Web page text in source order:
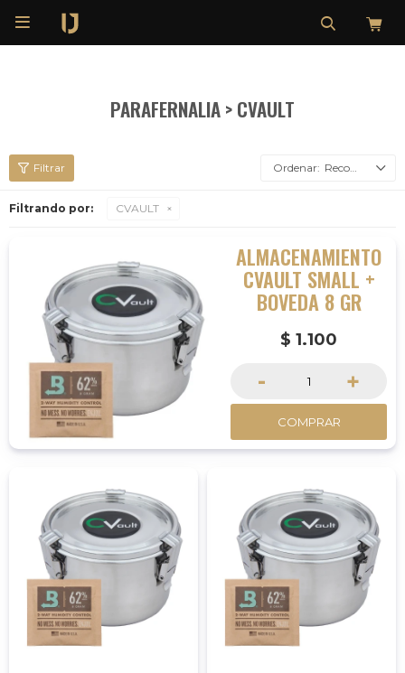

PARAFERNALIA > CVAULT
Recomendados
Filtrando por: CVAULT
ALMACENAMIENTO
CVAULT SMALL +
BOVEDA 8 GR
$ 1.100
- +
COMPRAR